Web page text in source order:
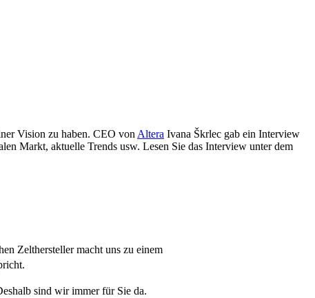
Vision zu haben. CEO von Altera Ivana Škrlec gab ein Interview
Markt, aktuelle Trends usw. Lesen Sie das Interview unter dem
Zelthersteller macht uns zu einem
sind wir immer für Sie da.